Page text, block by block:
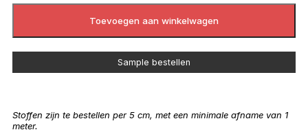
Toevoegen aan winkelwagen
Sample bestellen
Stoffen zijn te bestellen per 5 cm, met een minimale afname van 1
meter.